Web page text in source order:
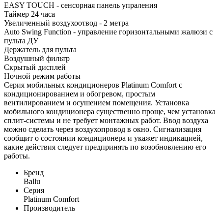
EASY TOUCH - сенсорная панель упраления
Таймер 24 часа
Увеличенный воздухоотвод - 2 метра
Auto Swing Function - управление горизонтальными жалюзи с
пульта ДУ
Держатель для пульта
Воздушный фильтр
Скрытый дисплей
Ночной режим работы
Серия мобильных кондиционеров Platinum Comfort с
кондиционированием и обогревом, простым
вентилированием и осушением помещения. Установка
мобильного кондиционера существенно проще, чем установка
сплит-системы и не требует монтажных работ. Ввод воздуха
можно сделать через воздухопровод в окно. Сигнализация
сообщит о состоянии кондиционера и укажет индикацией,
какие действия следует предпринять по возобновлению его
работы.
Бренд
Ballu
Серия
Platinum Comfort
Производитель